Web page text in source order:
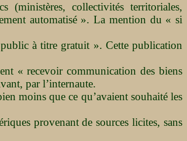
collectivités territoriales,
automatisé ». La mention du « si
à titre gratuit ». Cette publication
« recevoir communication des biens
par l’internaute.
moins que ce qu’avaient souhaité les
provenant de sources licites, sans